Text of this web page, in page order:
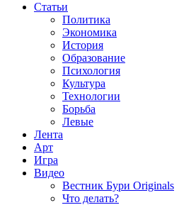
Статьи
Политика
Экономика
История
Образование
Психология
Культура
Технологии
Борьба
Левые
Лента
Арт
Игра
Видео
Вестник Бури Originals
Что делать?